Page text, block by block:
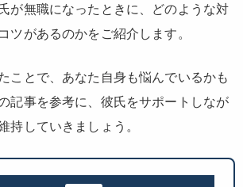
が無職になったときに、どのような対
ツがあるのかをご紹介します。
ことで、あなた自身も悩んでいるかも
記事を参考に、彼氏をサポートしなが
持していきましょう。